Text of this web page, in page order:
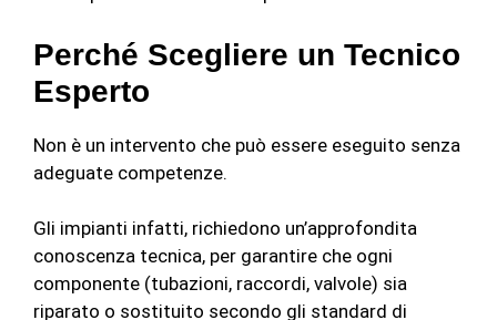
Perché Scegliere un Tecnico
Esperto
Non è un intervento che può essere eseguito senza
adeguate competenze.
Gli impianti infatti, richiedono un’approfondita
conoscenza tecnica, per garantire che ogni
componente (tubazioni, raccordi, valvole) sia
riparato o sostituito secondo gli standard di